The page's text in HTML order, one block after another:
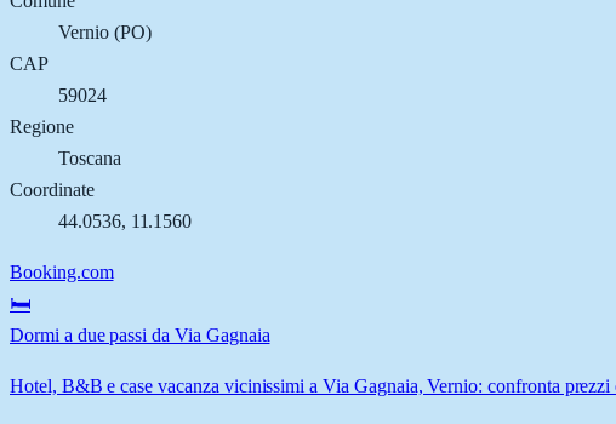
Vernio(PO)
CAP
59024
Regione
Toscana
Coordinate
44.0536, 11.1560
Booking.com
🛏️
Dormi a due passi da Via Gagnaia
Hotel, B&B e case vacanza vicinissimi a Via Gagnaia, Vernio: confronta